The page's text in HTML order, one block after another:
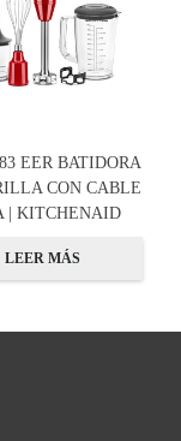
EER BATIDORA
CON CABLE
| KITCHENAID
LEER MÁS